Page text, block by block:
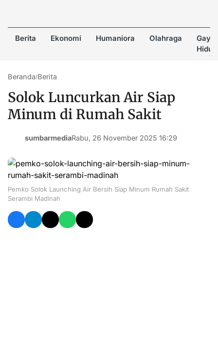
Berita Ekonomi Humaniora Olahraga
Gaya
Hidup
Beranda/Berita
Solok Luncurkan Air Siap
Minum di Rumah Sakit
sumbarmediaRabu, 26 November 2025 16:29
Pemko Solok Launching Air Bersih Siap Minum Rumah Sakit
Serambi Madinah